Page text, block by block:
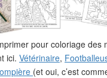
pour coloriage des
ici. Vétérinaire,
(et oui, c’est